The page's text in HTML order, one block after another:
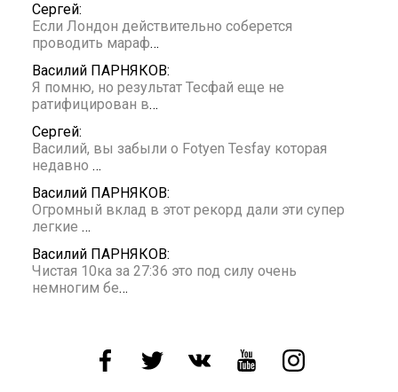
Сергей:
Если Лондон действительно соберется
проводить мараф…
Василий ПАРНЯКОВ:
Я помню, но результат Тесфай еще не
ратифицирован в…
Сергей:
Василий, вы забыли о Fotyen Tesfay которая
недавно …
Василий ПАРНЯКОВ:
Огромный вклад в этот рекорд дали эти супер
легкие …
Василий ПАРНЯКОВ:
Чистая 10ка за 27:36 это под силу очень
немногим бе…